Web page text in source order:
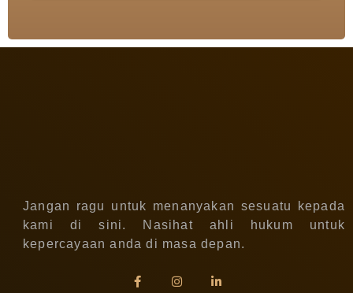
Jangan ragu untuk menanyakan sesuatu kepada
kami di sini. Nasihat ahli hukum untuk
kepercayaan anda di masa depan.